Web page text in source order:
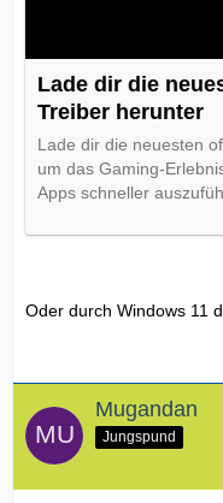
Lade dir die
Treiber herunter
Lade dir die neuesten
um das Gaming-
Apps schneller
Oder durch Windows 11
Mugandan
Jungspund